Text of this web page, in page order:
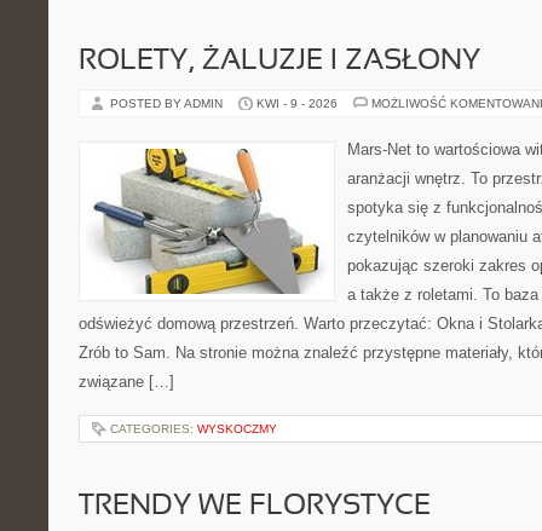
ROLETY, ŻALUZJE I ZASŁONY
POSTED BY ADMIN KWI - 9 - 2026 MOŻLIWOŚĆ
Mars-Net to wartościowa
aranżacji wnętrz. To
spotyka się z
czytelników w planowaniu
pokazując szeroki zakres
a także z roletami. To
odświeżyć domową przestrzeń. Warto przeczytać: Okna i
Zrób to Sam. Na stronie można znaleźć przystępne materiały,
związane […]
CATEGORIES: WYSKOCZMY
TRENDY WE FLORYSTYCE